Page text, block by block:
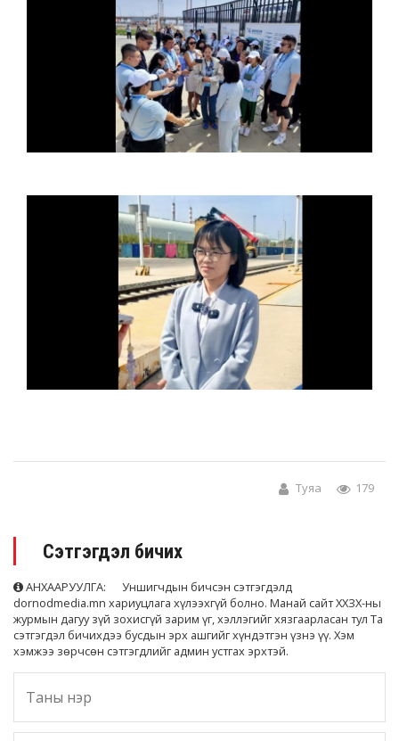
Туяа 179
Сэтгэгдэл бичих
АНХААРУУЛГА: Уншигчдын бичсэн сэтгэгдэлд
dornodmedia.mn хариуцлага хүлээхгүй болно. Манай сайт ХХЗХ-ны
журмын дагуу зүй зохисгүй зарим үг, хэллэгийг хязгаарласан тул Та
сэтгэгдэл бичихдээ бусдын эрх ашгийг хүндэтгэн үзнэ үү. Хэм
хэмжээ зөрчсөн сэтгэгдлийг админ устгах эрхтэй.